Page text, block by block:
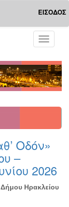
ΕΙΣΟΔΟΣ
Toggle
Οδόν»
–
2026
Δήμου Ηρακλείου